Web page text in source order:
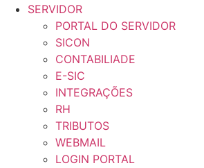
SERVIDOR
PORTAL DO SERVIDOR
SICON
CONTABILIADE
E-SIC
INTEGRAÇÕES
RH
TRIBUTOS
WEBMAIL
LOGIN PORTAL